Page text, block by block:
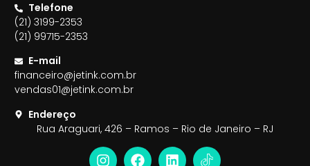
Telefone
(21) 3199-2353
(21) 99715-2353
E-mail
financeiro@jetink.com.br
vendas01@jetink.com.br
Endereço
Rua Araguari, 426 – Ramos – Rio de Janeiro – RJ